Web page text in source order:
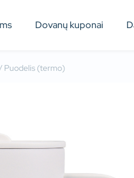
Dovanų kuponai
Puodelis (termo)